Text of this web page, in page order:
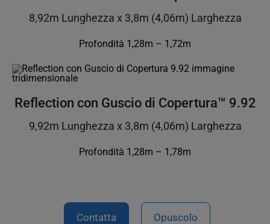
8,92m Lunghezza x 3,8m (4,06m) Larghezza
Profondità 1,28m – 1,72m
Reflection con Guscio di Copertura™ 9.92
9,92m Lunghezza x 3,8m (4,06m) Larghezza
Profondità 1,28m – 1,78m
Contatta Opuscolo